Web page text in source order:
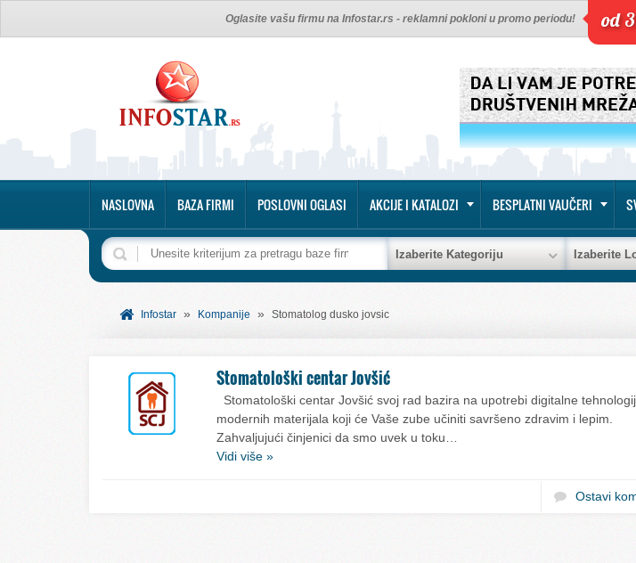
od
Oglasite vašu firmu na Infostar.rs - reklamni pokloni u promo periodu!
NASLOVNA BAZA FIRMI POSLOVNI OGLASI AKCIJE I KATALOZI BESPLATNI VAUČERI
Izaberite Kategoriju Izaberite
Infostar » Kompanije » Stomatolog dusko jovsic
Stomatološki centar Jovšić
Stomatološki centar Jovšić svoj rad bazira na upotrebi digitalne
modernih materijala koji će Vaše zube učiniti savršeno zdravim i lepim.
Zahvaljujući činjenici da smo uvek u toku…
Vidi više »
Ostavi